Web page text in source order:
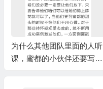
为什么其他团队里面的人听
课，蜜都的小伙伴还要写这